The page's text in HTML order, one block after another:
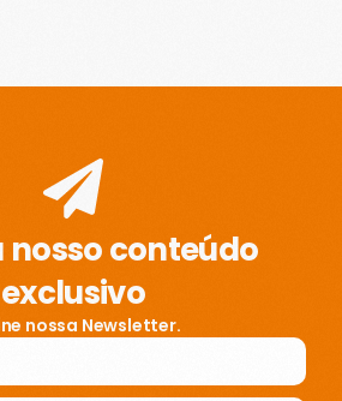
nosso conteúdo
exclusivo
nossa Newsletter.